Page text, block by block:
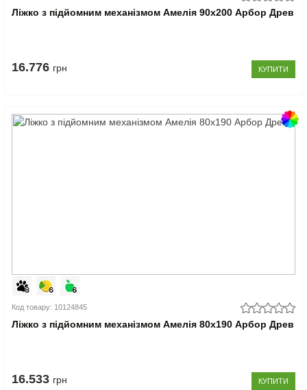
Ліжко з підйомним механізмом Амелія 90x200 Арбор Древ
16.776 грн КУПИТИ
Код товару: 10124845
Ліжко з підйомним механізмом Амелія 80x190 Арбор Древ
16.533 грн КУПИТИ